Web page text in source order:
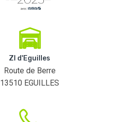
ZI d'Eguilles
Route de Berre
13510 EGUILLES